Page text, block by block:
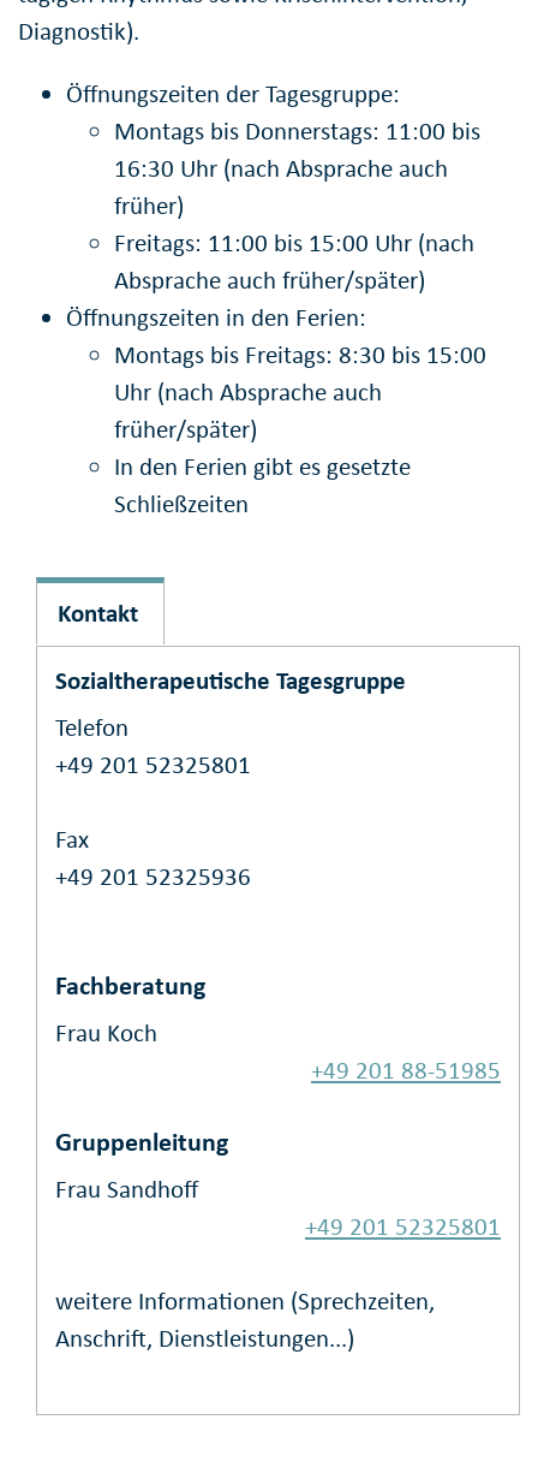
Diagnostik).
Öffnungszeiten der Tagesgruppe:
Montags bis Donnerstags: 11:00 bis
16:30 Uhr (nach Absprache auch
früher)
Freitags: 11:00 bis 15:00 Uhr (nach
Absprache auch früher/später)
Öffnungszeiten in den Ferien:
Montags bis Freitags: 8:30 bis 15:00
Uhr (nach Absprache auch
früher/später)
In den Ferien gibt es gesetzte
Schließzeiten
Kontakt
Sozialtherapeutische Tagesgruppe
Telefon
+49 201 52325801
Fax
+49 201 52325936
Fachberatung
Frau Koch
+49 201 88-51985
Gruppenleitung
Frau Sandhoff
+49 201 52325801
weitere Informationen (Sprechzeiten,
Anschrift, Dienstleistungen...)